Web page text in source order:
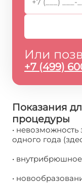
Или
+7 (499)
Показания
процедуры
•
одного года
•
•